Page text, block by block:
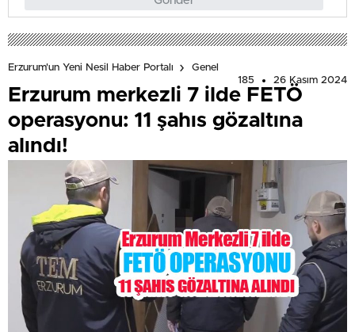
Erzurum'un Yeni Nesil Haber Portalı
Genel
185
26 Kasım 2024
Erzurum merkezli 7 ilde FETÖ
operasyonu: 11 şahıs gözaltına
alındı!